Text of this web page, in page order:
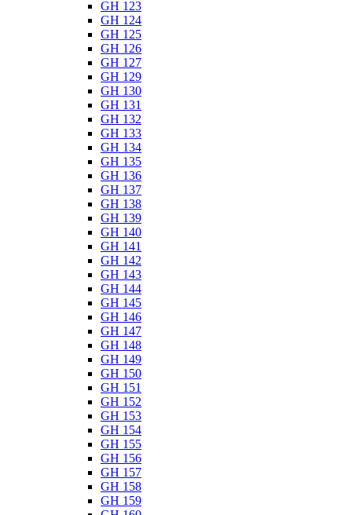
GH 123
GH 124
GH 125
GH 126
GH 127
GH 129
GH 130
GH 131
GH 132
GH 133
GH 134
GH 135
GH 136
GH 137
GH 138
GH 139
GH 140
GH 141
GH 142
GH 143
GH 144
GH 145
GH 146
GH 147
GH 148
GH 149
GH 150
GH 151
GH 152
GH 153
GH 154
GH 155
GH 156
GH 157
GH 158
GH 159